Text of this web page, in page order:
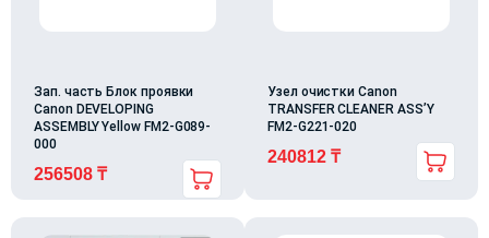
Зап. часть Блок проявки
Canon DEVELOPING
ASSEMBLY Yellow FM2-G089-
000
256508 ₸
Узел очистки Canon
TRANSFER CLEANER ASS’Y
FM2-G221-020
240812 ₸